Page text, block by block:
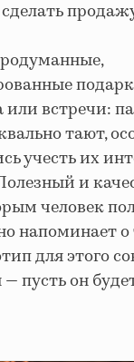
или встречи:
тают,
учесть их
и
человек
напоминает о
для этого
— пусть он